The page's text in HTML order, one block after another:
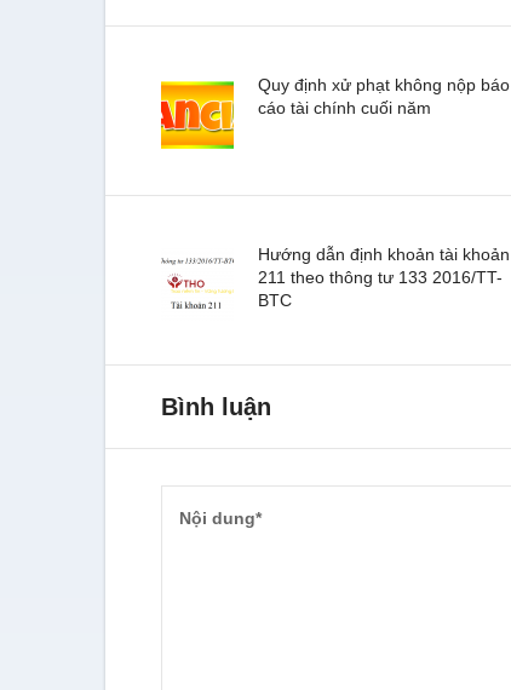
Quy định xử phạt không nộp báo
cáo tài chính cuối năm
Hướng dẫn định khoản tài khoản
211 theo thông tư 133 2016/TT-
BTC
Bình luận